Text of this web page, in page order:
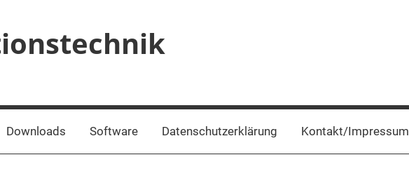
Downloads Software Datenschutzerklärung Kontakt/Impressum